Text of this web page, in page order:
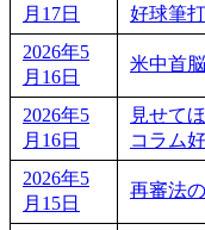
月17日
好球筆打
2026年5
月16日
米中首
2026年5
月16日
見せて
コラム
2026年5
月15日
再審法